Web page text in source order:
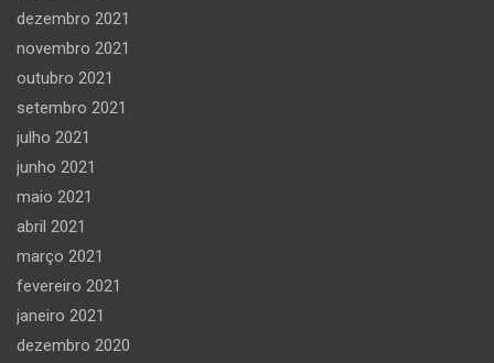
dezembro 2021
novembro 2021
outubro 2021
setembro 2021
julho 2021
junho 2021
maio 2021
abril 2021
março 2021
fevereiro 2021
janeiro 2021
dezembro 2020